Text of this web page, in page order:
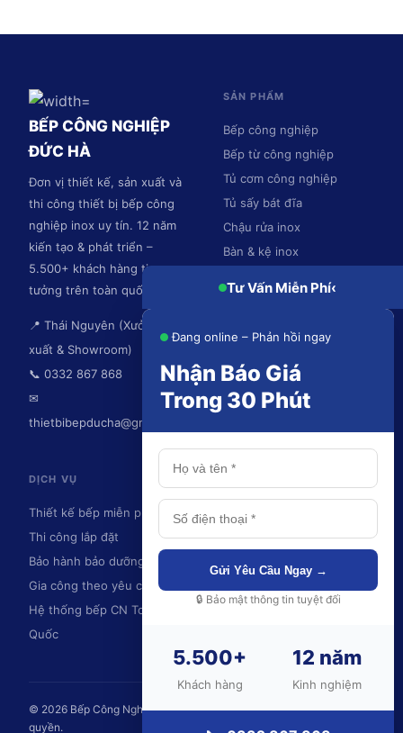
BẾP CÔNG NGHIỆP
ĐỨC HÀ
Đơn vị thiết kế, sản xuất và
thi công thiết bị bếp công
nghiệp inox uy tín. 12 năm
kiến tạo & phát triển –
5.500+ khách hàng tin
tưởng trên toàn quốc.
📍 Thái Nguyên (Xưởng sản
xuất & Showroom)
📞 0332 867 868
✉
thietbibepducha@gmail.com
SẢN PHẨM
Bếp công nghiệp
Bếp từ công nghiệp
Tủ cơm công nghiệp
Tủ sấy bát đĩa
Chậu rửa inox
Bàn & kệ inox
DỊCH VỤ
Thiết kế bếp miễn phí
Thi công lắp đặt
Bảo hành bảo dưỡng
Gia công theo yêu cầu
Hệ thống bếp CN Toàn
Quốc
Thái Nguyên
Hà Nội
Quảng Ninh
© 2026 Bếp Công Nghiệp Đức Hà – DUC HA., JSC. Bảo lưu mọi
quyền.
💬
Tư Vấn Miễn Phí‹
Đang online – Phản hồi ngay
Nhận Báo Giá
Trong 30 Phút
Gửi Yêu Cầu Ngay →
🔒 Bảo mật thông tin tuyệt đối
5.500+
Khách hàng
12 năm
Kinh nghiệm